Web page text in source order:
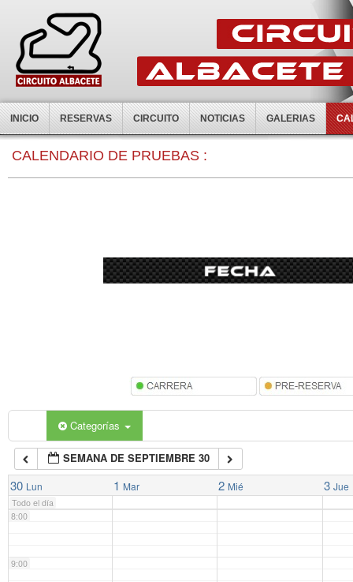
INICIO RESERVAS CIRCUITO NOTICIAS GALERIAS
CALENDARIO DE PRUEBAS :
Categorías
SEMANA DE SEPTIEMBRE 30
30 Lun 1 Mar 2 Mié 3 Jue
Todo el día
0:00
7:00
8:00
9:00